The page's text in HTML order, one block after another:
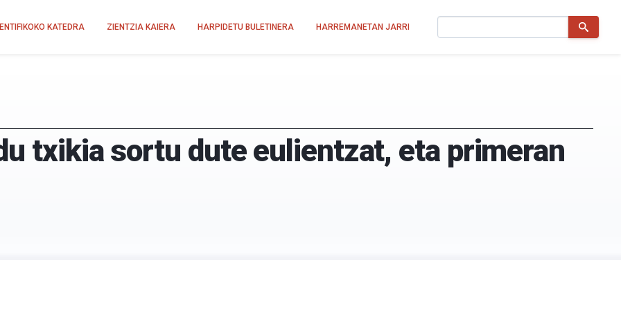
KATEDRA ZIENTZIA KAIERA HARPIDETU BULETINERA HARREMANETAN JARRI
txikia sortu dute eulientzat, eta primeran